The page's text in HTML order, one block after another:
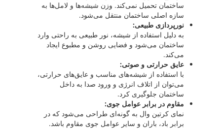
ساختمان تحمیل نمی‌کند. وزن شیشه‌ها و لامل‌ها به
سازه اصلی ساختمان منتقل می‌شود.
نورپردازی طبیعی:
به دلیل استفاده از شیشه، نور طبیعی به راحتی وارد
ساختمان می‌شود و فضایی روشن و مطبوع ایجاد
می‌کند.
عایق حرارتی و صوتی:
با استفاده از شیشه‌های مناسب و عایق‌های حرارتی،
می‌توان از اتلاف انرژی و ورود صدا به داخل
ساختمان جلوگیری کرد.
مقاوم در برابر عوامل جوی:
نمای کرتین وال به گونه‌ای طراحی می‌شود که در
برابر باد، باران و سایر عوامل جوی مقاوم باشد.